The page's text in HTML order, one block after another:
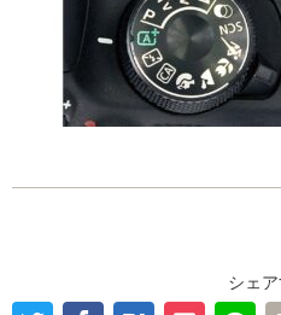
シェ